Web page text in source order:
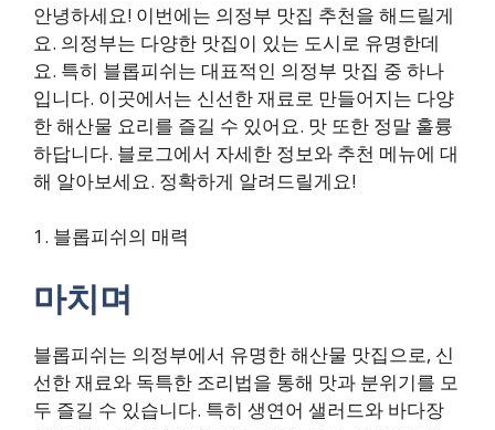
안녕하세요! 이번에는 의정부 맛집 추천을 해드릴게
요. 의정부는 다양한 맛집이 있는 도시로 유명한데
요. 특히 블롭피쉬는 대표적인 의정부 맛집 중 하나
입니다. 이곳에서는 신선한 재료로 만들어지는 다양
한 해산물 요리를 즐길 수 있어요. 맛 또한 정말 훌륭
하답니다. 블로그에서 자세한 정보와 추천 메뉴에 대
해 알아보세요. 정확하게 알려드릴게요!
1. 블롭피쉬의 매력
마치며
블롭피쉬는 의정부에서 유명한 해산물 맛집으로, 신
선한 재료와 독특한 조리법을 통해 맛과 분위기를 모
두 즐길 수 있습니다. 특히 생연어 샐러드와 바다장